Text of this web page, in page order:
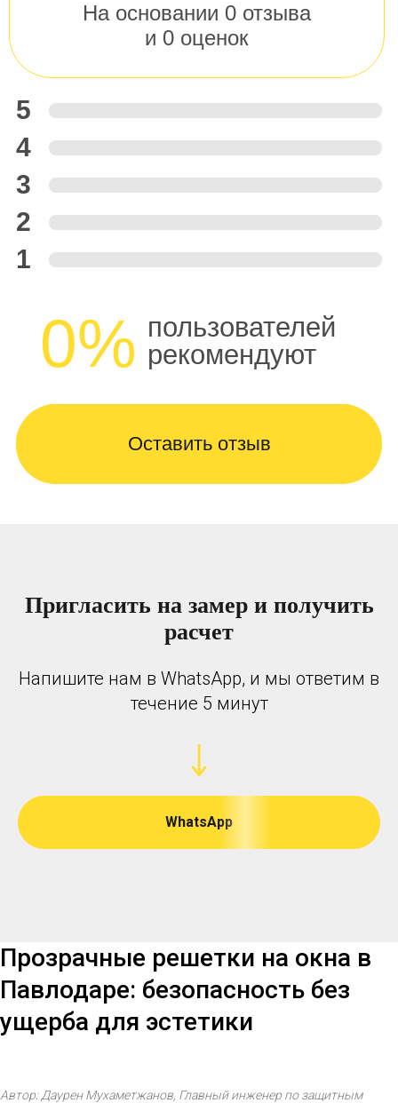
На основании 0 отзыва
и 0 оценок
5
4
3
2
1
0% пользователей
рекомендуют
Оставить отзыв
Пригласить на замер и получить
расчет
Напишите нам в WhatsApp, и мы ответим в
течение 5 минут
WhatsApp
Прозрачные решетки на окна в
Павлодаре: безопасность без
ущерба для эстетики
Автор: Даурен Мухаметжанов, Главный инженер по защитным